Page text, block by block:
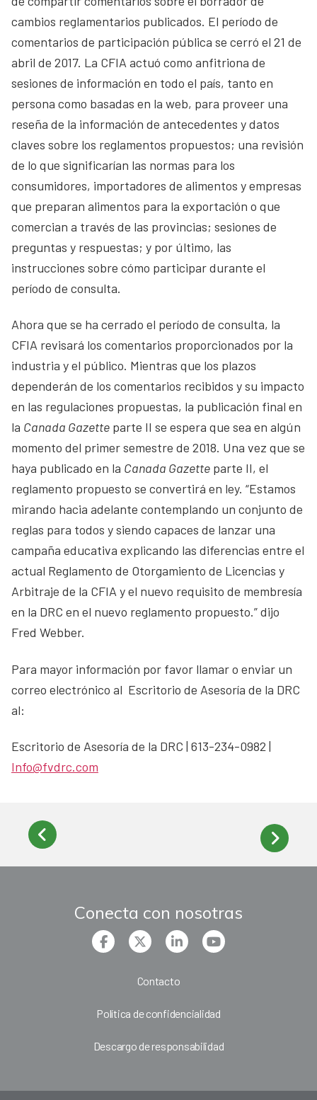
cambios reglamentarios publicados. El período de
comentarios de participación pública se cerró el 21 de
abril de 2017. La CFIA actuó como anfitriona de
sesiones de información en todo el país, tanto en
persona como basadas en la web, para proveer una
reseña de la información de antecedentes y datos
claves sobre los reglamentos propuestos; una revisión
de lo que significarían las normas para los
consumidores, importadores de alimentos y empresas
que preparan alimentos para la exportación o que
comercian a través de las provincias; sesiones de
preguntas y respuestas; y por último, las
instrucciones sobre cómo participar durante el
período de consulta.
Ahora que se ha cerrado el período de consulta, la
CFIA revisará los comentarios proporcionados por la
industria y el público. Mientras que los plazos
dependerán de los comentarios recibidos y su impacto
en las regulaciones propuestas, la publicación final en
la Canada Gazette parte II se espera que sea en algún
momento del primer semestre de 2018. Una vez que se
haya publicado en la Canada Gazette parte II, el
reglamento propuesto se convertirá en ley. “Estamos
mirando hacia adelante contemplando un conjunto de
reglas para todos y siendo capaces de lanzar una
campaña educativa explicando las diferencias entre el
actual Reglamento de Otorgamiento de Licencias y
Arbitraje de la CFIA y el nuevo requisito de membresía
en la DRC en el nuevo reglamento propuesto.” dijo
Fred Webber.
Para mayor información por favor llamar o enviar un
correo electrónico al Escritorio de Asesoría de la DRC
al:
Escritorio de Asesoría de la DRC | 613-234-0982 |
Info@fvdrc.com
Conecta con nosotras
Contacto
Política de confidencialidad
Descargo de responsabilidad